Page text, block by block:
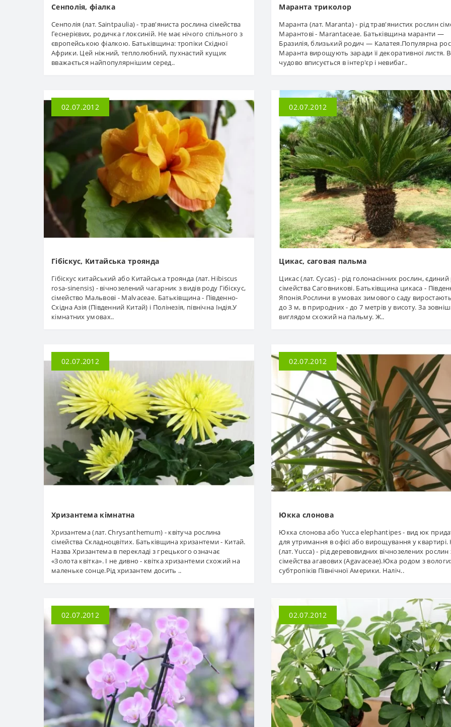
Сенполія, фіалка
Сенполія (лат. Saintpaulia) - трав'яниста рослина сімейства
Геснерієвих, родичка глоксиній. Не має нічого спільного з
європейською фіалкою. Батьківщина: тропіки Східної
Африки. Цей ніжний, теплолюбний, пухнастий кущик
вважається найпопулярнішим серед..
Маранта триколор
Маранта (лат. Maranta) - рід трав'янистих рослин
Марантові - Marantaceae. Батьківщина маранти —
Бразилія, близький родич — Калатея.Популярна
Маранта вирощують заради її декоративної листя.
чудово вписується в інтер'єр і невибаг..
02.07.2012
Гібіскус, Китайська троянда
Гібіскус китайський або Китайська троянда (лат. Hibiscus
rosa-sinensis) - вічнозелений чагарник з видів роду Гібіскус,
сімейство Мальвові - Malvaceae. Батьківщина - Південно-
Східна Азія (Південний Китай) і Полінезія, північна Індія.У
кімнатних умовах..
02.07.2012
Цикас, саговая пальма
Цикас (лат. Cycas) - рід голонасінних рослин, єдиний
сімейства Саговникові. Батьківщина цикаса -
Японія.Рослини в умовах зимового саду виростають
до 3 м, в природних - до 7 метрів у висоту. За
виглядом схожий на пальму. Ж..
02.07.2012
Хризантема кімнатна
Хризантема (лат. Chrysanthemum) - квітуча рослина
сімейства Складноцвітих. Батьківщина хризантеми - Китай.
Назва Хризантема в перекладі з грецького означає
«Золота квітка». І не дивно - квітка хризантеми схожий на
маленьке сонце.Рід хризантем досить ..
02.07.2012
Юкка слонова
Юкка слонова або Yucca elephantipes - вид юк
для утримання в офісі або вирощування у
(лат. Yucca) - рід деревовидних вічнозелених рослин
сімейства агавових (Agavaceae).Юка родом з
субтропіків Північної Америки. Наліч..
02.07.2012 02.07.2012